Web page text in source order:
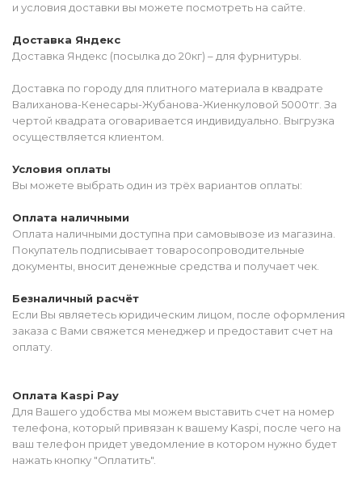
и условия доставки вы можете посмотреть на сайте.
Доставка Яндекс
Доставка Яндекс (посылка до 20кг) – для фурнитуры.
Доставка по городу для плитного материала в квадрате
Валиханова-Кенесары-Жубанова-Жиенкуловой 5000тг. За
чертой квадрата оговаривается индивидуально. Выгрузка
осуществляется клиентом.
Условия оплаты
Вы можете выбрать один из трёх вариантов оплаты:
Оплата наличными
Оплата наличными доступна при самовывозе из магазина.
Покупатель подписывает товаросопроводительные
документы, вносит денежные средства и получает чек.
Безналичный расчёт
Если Вы являетесь юридическим лицом, после оформления
заказа с Вами свяжется менеджер и предоставит счет на
оплату.
Оплата Kaspi Pay
Для Вашего удобства мы можем выставить счет на номер
телефона, который привязан к вашему Kaspi, после чего на
ваш телефон придет уведомление в котором нужно будет
нажать кнопку "Оплатить".